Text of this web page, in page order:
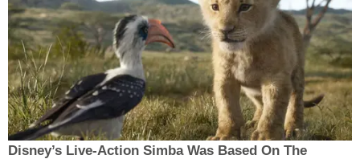
Disney’s Live-Action Simba Was Based On The